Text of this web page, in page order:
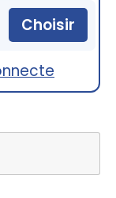
Choisir